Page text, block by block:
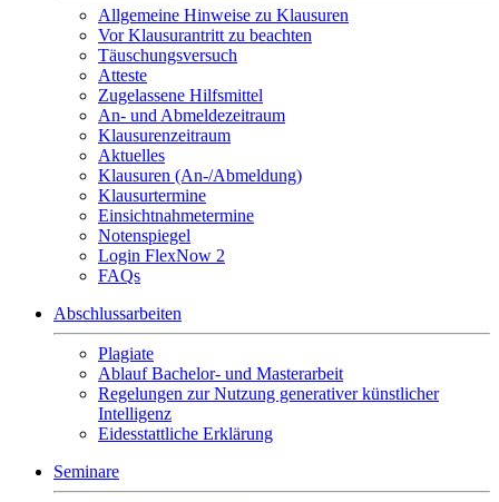
Allgemeine Hinweise zu Klausuren
Vor Klausurantritt zu beachten
Täuschungsversuch
Atteste
Zugelassene Hilfsmittel
An- und Abmeldezeitraum
Klausurenzeitraum
Aktuelles
Klausuren (An-/Abmeldung)
Klausurtermine
Einsichtnahmetermine
Notenspiegel
Login FlexNow 2
FAQs
Abschlussarbeiten
Plagiate
Ablauf Bachelor- und Masterarbeit
Regelungen zur Nutzung generativer künstlicher
Intelligenz
Eidesstattliche Erklärung
Seminare